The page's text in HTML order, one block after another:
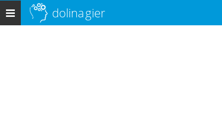
Menu
główne
dolinagier